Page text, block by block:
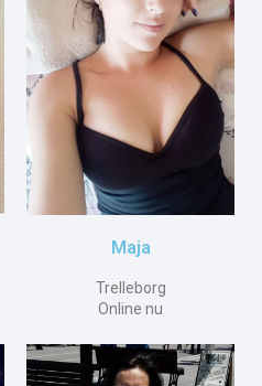
Maja
Trelleborg
Online nu